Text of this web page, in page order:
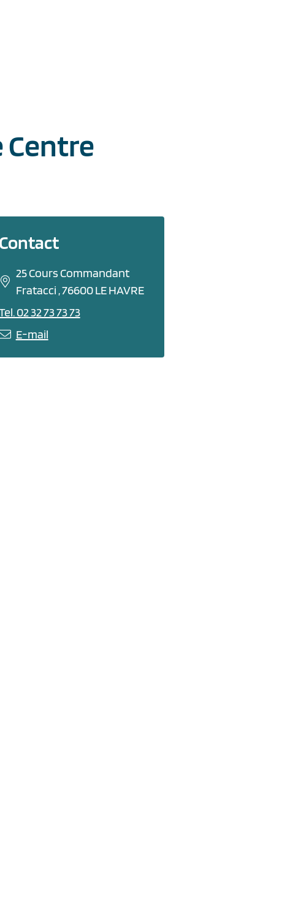
Centre
Contact
25 Cours Commandant
Fratacci , 76600 LE HAVRE
02 32 73 73 73
E-mail